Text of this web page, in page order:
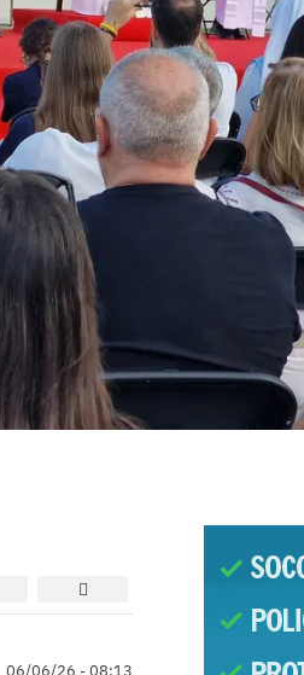
06/06/26 - 08:13